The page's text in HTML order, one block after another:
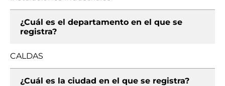
¿Cuál es el departamento en el que se
registra?
CALDAS
¿Cuál es la ciudad en el que se registra?